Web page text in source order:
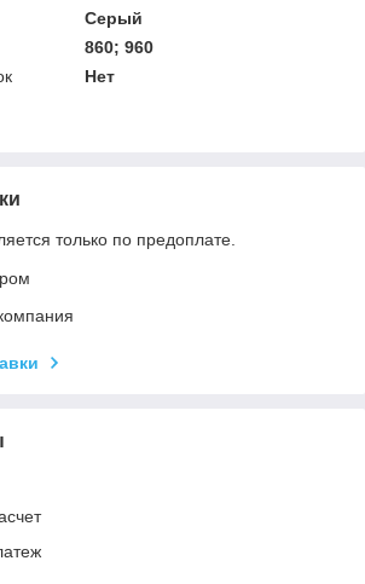
Серый
860; 960
Нет
только по предоплате.